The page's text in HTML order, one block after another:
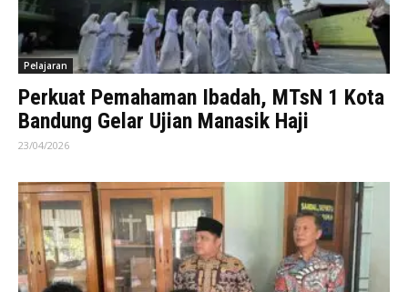
Pelajaran
Perkuat Pemahaman Ibadah, MTsN 1 Kota
Bandung Gelar Ujian Manasik Haji
23/04/2026